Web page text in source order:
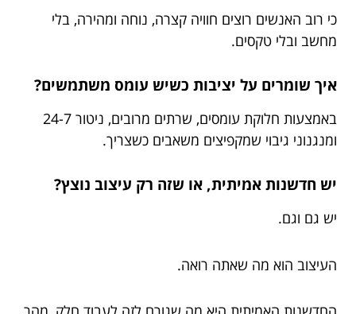
כי רוב האנשים רוצים חוויה קצרה, נוחה ומהירה, בלי
מחשב ובלי טקסים.
איך שומרים על יציבות כשיש עומס משתמשים?
באמצעות חלוקת עומסים, שרתים מרובים, ניטור 24-7
ומנגנוני גיבוי שמקפיצים משאבים כשצריך.
יש חדשנות אמיתית, או שזה רק עיצוב נוצץ?
יש גם וגם.
העיצוב הוא מה שאתה רואה.